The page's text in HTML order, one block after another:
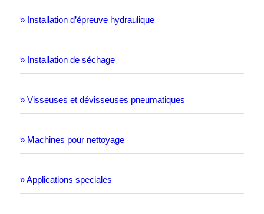
» Installation d’épreuve hydraulique
» Installation de séchage
» Visseuses et dévisseuses pneumatiques
» Machines pour nettoyage
» Applications speciales